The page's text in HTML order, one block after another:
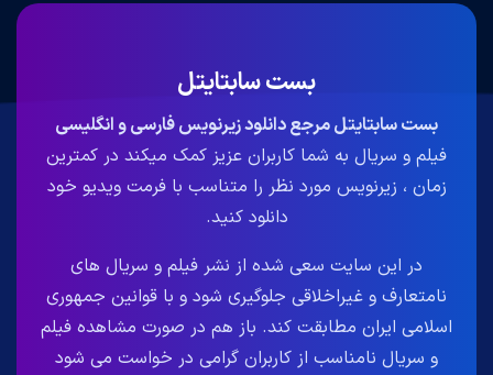
بست سابتایتل
بست سابتایتل مرجع دانلود زیرنویس فارسی و انگلیسی
فیلم و سریال به شما کاربران عزیز کمک میکند در کمترین
زمان ، زیرنویس مورد نظر را متناسب با فرمت ویدیو خود
دانلود کنید.
در این سایت سعی شده از نشر فیلم و سریال های
نامتعارف و غیراخلاقی جلوگیری شود و با قوانین جمهوری
اسلامی ایران مطابقت کند. باز هم در صورت مشاهده فیلم
و سریال نامناسب از کاربران گرامی در خواست می شود